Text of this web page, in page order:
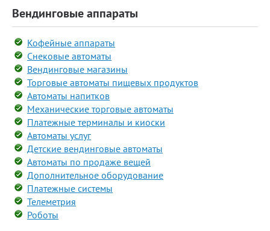
Вендинговые аппараты
Кофейные аппараты
Снековые автоматы
Вендинговые магазины
Торговые автоматы пищевых продуктов
Автоматы напитков
Механические торговые автоматы
Платежные терминалы и киоски
Автоматы услуг
Детские вендинговые автоматы
Автоматы по продаже вещей
Дополнительное оборудование
Платежные системы
Телеметрия
Роботы